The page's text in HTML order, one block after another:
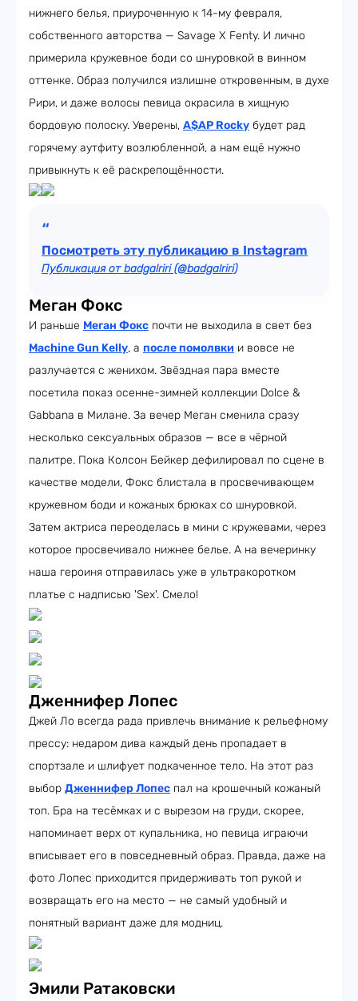
нижнего белья, приуроченную к 14-му февраля,
собственного авторства — Savage X Fenty. И лично
примерила кружевное боди со шнуровкой в винном
оттенке. Образ получился излишне откровенным, в духе
Рири, и даже волосы певица окрасила в хищную
бордовую полоску. Уверены, A$AP Rocky будет рад
горячему аутфиту возлюбленной, а нам ещё нужно
привыкнуть к её раскрепощённости.
Посмотреть эту публикацию в Instagram
Публикация от badgalriri (@badgalriri)
Меган Фокс
И раньше Меган Фокс почти не выходила в свет без
Machine Gun Kelly, а после помолвки и вовсе не
разлучается с женихом. Звёздная пара вместе
посетила показ осенне-зимней коллекции Dolce &
Gabbana в Милане. За вечер Меган сменила сразу
несколько сексуальных образов — все в чёрной
палитре. Пока Колсон Бейкер дефилировал по сцене в
качестве модели, Фокс блистала в просвечивающем
кружевном боди и кожаных брюках со шнуровкой.
Затем актриса переоделась в мини с кружевами, через
которое просвечивало нижнее белье. А на вечеринку
наша героиня отправилась уже в ультракоротком
платье с надписью 'Sex'. Смело!
Дженнифер Лопес
Джей Ло всегда рада привлечь внимание к рельефному
прессу: недаром дива каждый день пропадает в
спортзале и шлифует подкаченное тело. На этот раз
выбор Дженнифер Лопес пал на крошечный кожаный
топ. Бра на тесёмках и с вырезом на груди, скорее,
напоминает верх от купальника, но певица играючи
вписывает его в повседневный образ. Правда, даже на
фото Лопес приходится придерживать топ рукой и
возвращать его на место — не самый удобный и
понятный вариант даже для модниц.
Эмили Ратаковски